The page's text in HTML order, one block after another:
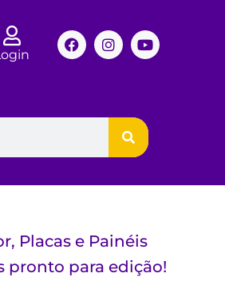
Placas e Painéis
pronto para edição!